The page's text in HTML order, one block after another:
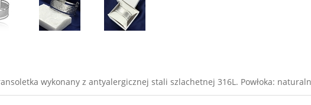
wykonany z antyalergicznej stali szlachetnej 316L. Powłoka: